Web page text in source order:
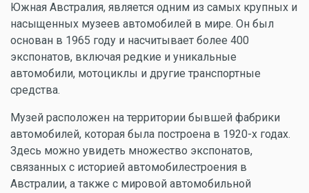
Южная Австралия, является одним из самых крупных и
насыщенных музеев автомобилей в мире. Он был
основан в 1965 году и насчитывает более 400
экспонатов, включая редкие и уникальные
автомобили, мотоциклы и другие транспортные
средства.
Музей расположен на территории бывшей фабрики
автомобилей, которая была построена в 1920-х годах.
Здесь можно увидеть множество экспонатов,
связанных с историей автомобилестроения в
Австралии, а также с мировой автомобильной